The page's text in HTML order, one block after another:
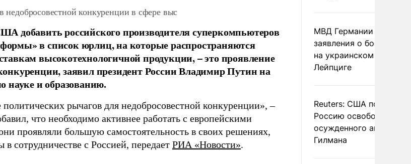
конкуренции в сфере выс
добавить российского производителя суперкомпьютеров
в список юрлиц, на которые распространяются
высокотехнологичной продукции, – это проявление
заявил президент России Владимир Путин на
науке и образованию.
политических рычагов для недобросовестной конкуренции», –
что необходимо активнее работать с европейскими
проявляли большую самостоятельность в своих решениях,
в сотрудничестве с Россией, передает РИА «Новости».
МВД Германии отвергло
заявления о
на украинском
Лейпциге
Reuters: США
Россию освободить
осужденного
Гилмана